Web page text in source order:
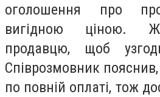
оголошення про
вигідною ціною.
продавцю, щоб
Співрозмовник
по повній оплаті, тож